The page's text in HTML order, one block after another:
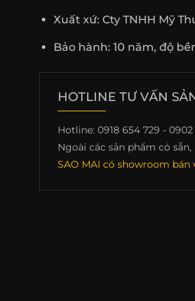
Xuất xứ: Cty TNHH Mỹ
Bảo hành: 10 năm, độ
HOTLINE TƯ VẤN
Hotline: 0918 654 729 -
Ngoài các sản phẩm có
SAO MAI có showroom